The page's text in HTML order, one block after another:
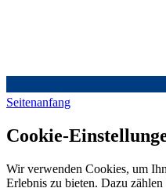
Seitenanfang
Cookie-
Wir verwenden Cookies, um
Erlebnis zu bieten. Dazu